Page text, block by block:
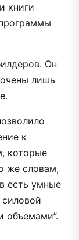
книги
Он
лишь
к
которые
же словам,
есть умные
силовой
объемами”.